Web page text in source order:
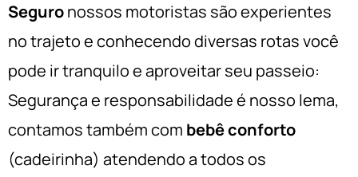
Seguronossos motoristas são experientes
no trajeto e conhecendo diversas rotas você
pode ir tranquilo e aproveitar seu passeio:
Segurança e responsabilidade é nosso lema,
contamos também com bebê conforto
(cadeirinha) atendendo a todos os